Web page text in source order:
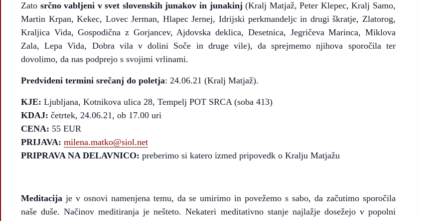
Zato srčno vabljeni v svet slovenskih junakov in junakinj(Kralj Matjaž, Peter Klepec, Kralj Samo,
Martin Krpan, Kekec, Lovec Jerman, Hlapec Jernej, Idrijski perkmandeljc in drugi škratje, Zlatorog,
Kraljica Vida, Gospodična z Gorjancev, Ajdovska deklica, Desetnica, Jegričeva Marinca, Miklova
Zala, Lepa Vida, Dobra vila v dolini Soče in druge vile), da sprejmemo njihova sporočila ter
dovolimo, da nas podprejo s svojimi vrlinami.
Predvideni termini srečanj do poletja: 24.06.21 (Kralj Matjaž).
KJE: Ljubljana, Kotnikova ulica 28, Tempelj POT SRCA (soba 413)
KDAJ: četrtek, 24.06.21, ob 17.00 uri
CENA: 55 EUR
PRIJAVA: milena.matko@siol.net
PRIPRAVA NA DELAVNICO: preberimo si katero izmed pripovedk o Kralju Matjažu
Meditacija je v osnovi namenjena temu, da se umirimo in povežemo s sabo, da začutimo sporočila
naše duše. Načinov meditiranja je nešteto. Nekateri meditativno stanje najlažje dosežejo v popolni